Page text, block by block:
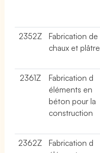
2352Z
Fabrication de
chaux et plâtre
2361Z
Fabrication d
éléments en
béton pour la
construction
2362Z
Fabrication d